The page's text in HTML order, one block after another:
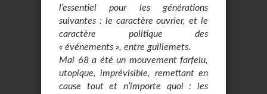
l’essentiel pour les générations
suivantes : le caractère ouvrier, et le
caractère politique des
« événements », entre guillemets.
Mai 68 a été un mouvement farfelu,
utopique, imprévisible, remettant en
cause tout et n’importe quoi : les